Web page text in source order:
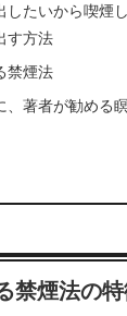
たいから喫煙
す方法
禁煙法
著者が勧める
禁煙法の